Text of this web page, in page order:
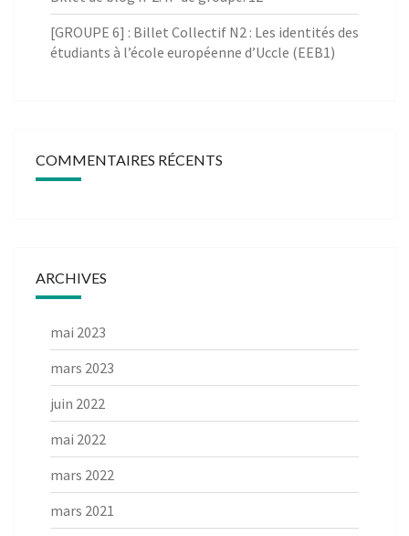
[GROUPE 6] : Billet Collectif N2 : Les identités des
étudiants à l’école européenne d’Uccle (EEB1)
COMMENTAIRES RÉCENTS
ARCHIVES
mai 2023
mars 2023
juin 2022
mai 2022
mars 2022
mars 2021